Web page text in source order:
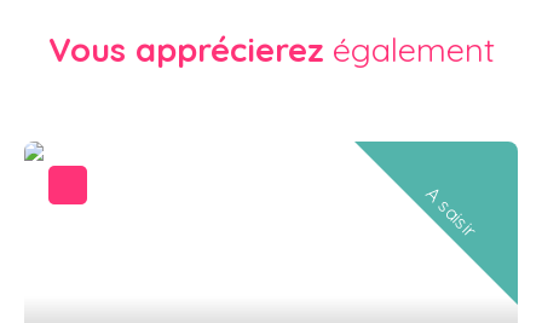
Vous apprécierez également
A saisir